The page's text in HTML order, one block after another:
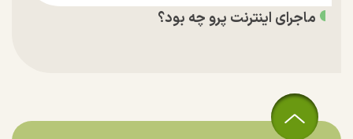
ماجرای اینترنت پرو چه بود؟